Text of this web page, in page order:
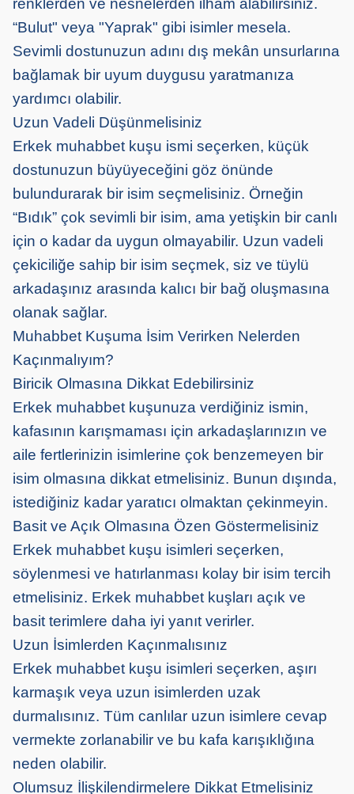
renklerden ve nesnelerden ilham alabilirsiniz.
“Bulut" veya "Yaprak" gibi isimler mesela.
Sevimli dostunuzun adını dış mekân unsurlarına
bağlamak bir uyum duygusu yaratmanıza
yardımcı olabilir.
Uzun Vadeli Düşünmelisiniz
Erkek muhabbet kuşu ismi seçerken, küçük
dostunuzun büyüyeceğini göz önünde
bulundurarak bir isim seçmelisiniz. Örneğin
“Bıdık” çok sevimli bir isim, ama yetişkin bir canlı
için o kadar da uygun olmayabilir. Uzun vadeli
çekiciliğe sahip bir isim seçmek, siz ve tüylü
arkadaşınız arasında kalıcı bir bağ oluşmasına
olanak sağlar.
Muhabbet Kuşuma İsim Verirken Nelerden
Kaçınmalıyım?
Biricik Olmasına Dikkat Edebilirsiniz
Erkek muhabbet kuşunuza verdiğiniz ismin,
kafasının karışmaması için arkadaşlarınızın ve
aile fertlerinizin isimlerine çok benzemeyen bir
isim olmasına dikkat etmelisiniz. Bunun dışında,
istediğiniz kadar yaratıcı olmaktan çekinmeyin.
Basit ve Açık Olmasına Özen Göstermelisiniz
Erkek muhabbet kuşu isimleri seçerken,
söylenmesi ve hatırlanması kolay bir isim tercih
etmelisiniz. Erkek muhabbet kuşları açık ve
basit terimlere daha iyi yanıt verirler.
Uzun İsimlerden Kaçınmalısınız
Erkek muhabbet kuşu isimleri seçerken, aşırı
karmaşık veya uzun isimlerden uzak
durmalısınız. Tüm canlılar uzun isimlere cevap
vermekte zorlanabilir ve bu kafa karışıklığına
neden olabilir.
Olumsuz İlişkilendirmelere Dikkat Etmelisiniz